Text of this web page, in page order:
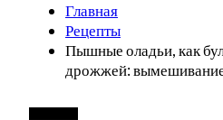
Главная
Рецепты
Пышные оладьи, как
дрожжей: